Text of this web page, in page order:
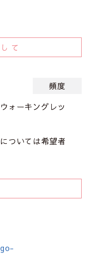
て
頻度
ォーキングレッ
ついては希望者